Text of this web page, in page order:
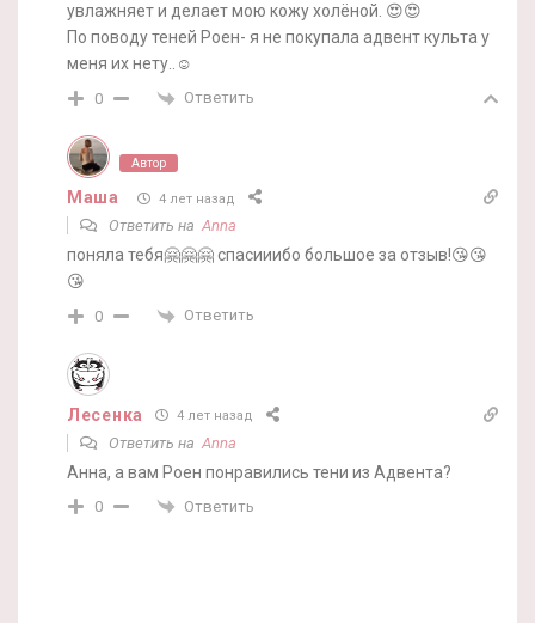
увлажняет и делает мою кожу холёной. 😍😍
По поводу теней Роен- я не покупала адвент культа у
меня их нету..☺️
0 Ответить
Автор
Маша 4 лет назад
Ответить наAnna
поняла тебя🤗🤗🤗 спасииибо большое за отзыв!😘😘
😘
0 Ответить
Лесенка 4 лет назад
Ответить на Anna
Анна, а вам Роен понравились тени из Адвента?
0 Ответить